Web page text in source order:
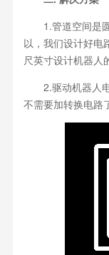
1.管道空间是圆
以，我们设计好电
尺英寸设计机器人
2.驱动机器人电
不需要加转换电路